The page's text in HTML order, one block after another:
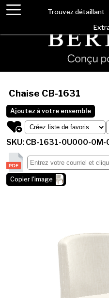
Trouvez détaillant
Chaise CB-1631
Ajoutez à votre ensemble
SKU: CB-1631-0U000-
Copier l'image